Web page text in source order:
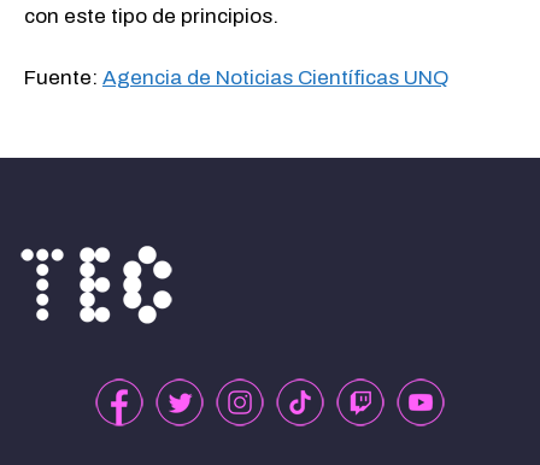
con este tipo de principios.
Fuente: Agencia de Noticias Científicas UNQ